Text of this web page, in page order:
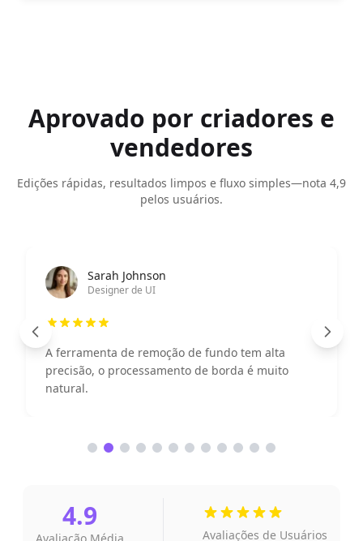
Aprovado por criadores e
vendedores
Edições rápidas, resultados limpos e fluxo simples—nota 4,9
pelos usuários.
Ahmad Wijaya
Gerente de Marketing
O recurso de melhoria de imagem é poderoso, o
efeito de exibição do produto melhorou
significativamente.
4.9
Avaliações de Usuários